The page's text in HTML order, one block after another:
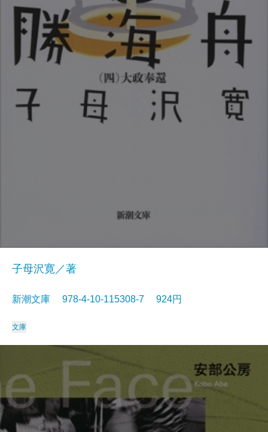
子母沢寛／著
新潮文庫 978-4-10-115308-7 924円
文庫